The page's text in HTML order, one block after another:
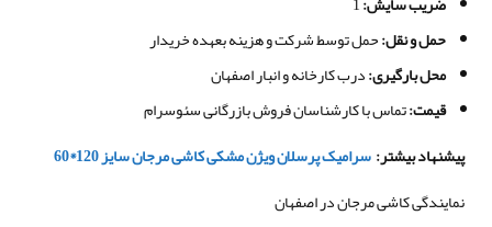
حمل و نقل:حمل توسط شرکت و هزینه بعهده خریدار
محل بارگیری:درب کارخانه و انبار اصفهان
قیمت:تماس با کارشناسان فروش بازرگانی سئوسرام
پیشنهاد بیشتر:سرامیک پرسلان ویژن مشکی کاشی مرجان سایز120*60
نمایندگی کاشی مرجان در اصفهان